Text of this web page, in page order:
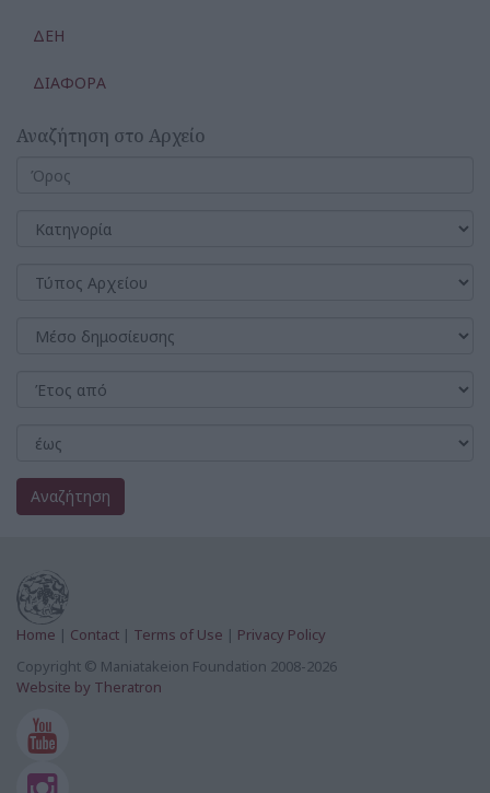
ΔΕΗ
ΔΙΑΦΟΡΑ
Αναζήτηση στο Αρχείο
Αναζήτηση
Home | Contact | Terms of Use | Privacy Policy
Copyright © Maniatakeion Foundation 2008-2026
Website by Theratron